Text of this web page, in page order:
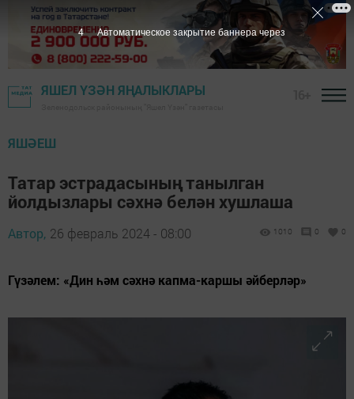
ЯШЕЛ ҮЗӘН ЯҢАЛЫКЛАРЫ
ЯШӘЕШ
Татар эстрадасының танылган
йолдызлары сәхнә белән хушлаша
Автор, 26 февраль 2024 - 08:00 1010 0 0
Гүзәлем: «Дин һәм сәхнә капма-каршы әйберләр»
2 Автоматическое закрытие баннера через